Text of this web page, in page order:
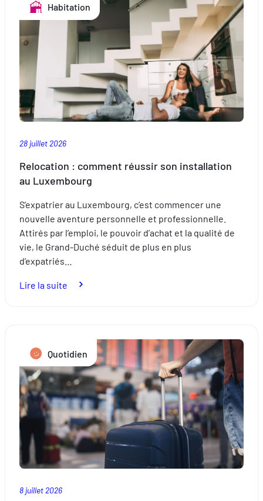
la
piscine
sécurisez
la
baignade.
Habitation
28 juillet 2026
Relocation : comment réussir son installation
au Luxembourg
S’expatrier au Luxembourg, c’est commencer une
nouvelle aventure personnelle et professionnelle.
Attirés par l’emploi, le pouvoir d’achat et la qualité de
vie, le Grand-Duché séduit de plus en plus
d’expatriés…
Lire la suite
son
installation
au
Luxembourg
Quotidien
8 juillet 2026